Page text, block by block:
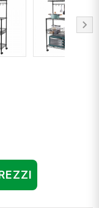
chevron_right